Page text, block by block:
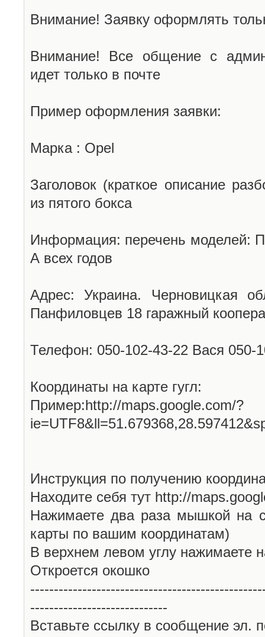
Внимание! Заявку оформлять
Внимание! Все общение с
идет только в почте
Пример оформления заявки:
Марка : Opel
Заголовок (краткое описание
из пятого бокса
Информация: перечень моделей:
А всех годов
Адрес: Украина. Черновицкая
Панфиловцев 18 гаражный
Телефон: 050-102-43-22 Вася 050-
Координаты на карте гугл:
Пример:http://maps.google.com/?
Инструкция по получению
Находите себя тут http://
Нажимаете два раза мышкой на
карты по вашим координатам)
В верхнем левом углу нажимаете
Откроется окошко
-----------------------------
Вставьте ссылку в сообщение эл.